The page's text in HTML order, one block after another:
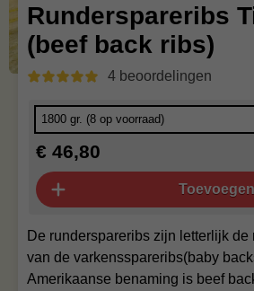
Runderspareribs
(beef back ribs)
4 beoordelingen
De runderspareribs zijn letterlijk de
van de varkensspareribs(baby
Amerikaanse benaming is beef
€ 46,80
Toevoegen